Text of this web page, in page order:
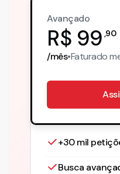
Avançado
R$ 99 ,90
/mês•Faturado
+30 mil
Busca